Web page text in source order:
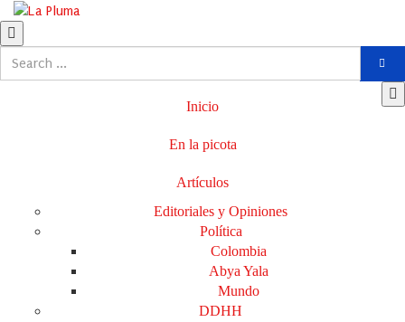
Inicio
En la picota
Artículos
Editoriales y Opiniones
Política
Colombia
Abya Yala
Mundo
DDHH